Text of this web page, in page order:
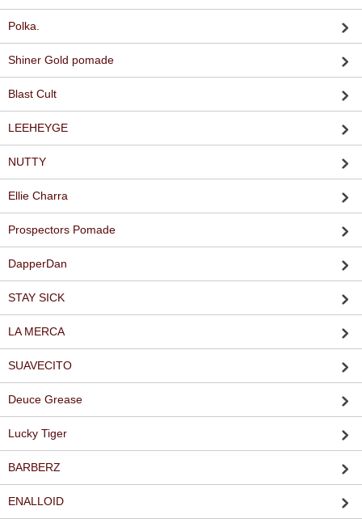
Polka.
Shiner Gold pomade
Blast Cult
LEEHEYGE
NUTTY
Ellie Charra
Prospectors Pomade
DapperDan
STAY SICK
LA MERCA
SUAVECITO
Deuce Grease
Lucky Tiger
BARBERZ
ENALLOID